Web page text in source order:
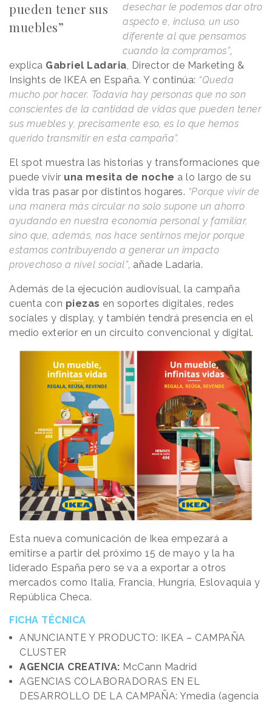
pueden tener sus
muebles”
desechar le podemos dar otro
aspecto e, incluso, un uso
diferente al que pensamos
cuando la compramos”,
explica Gabriel Ladaria, Director de Marketing &
Insights de IKEA en España. Y continúa: “Queda
mucho por hacer. Todavía hay personas que no son
conscientes de la cantidad de vidas que pueden tener
sus muebles y, precisamente eso, es lo que hemos
querido transmitir en esta campaña”.
El spot muestra las historias y transformaciones que
puede vivir una mesita de noche a lo largo de su
vida tras pasar por distintos hogares. “Porque vivir de
una manera más circular no solo supone un ahorro
ayudando en nuestra economía personal y familiar,
sino que, además, nos hace sentirnos mejor porque
estamos contribuyendo a generar un impacto
provechoso a nivel social”, añade Ladaria.
Además de la ejecución audiovisual, la campaña
cuenta con piezas en soportes digitales, redes
sociales y display, y también tendrá presencia en el
medio exterior en un circuito convencional y digital.
Esta nueva comunicación de Ikea empezará a
emitirse a partir del próximo 15 de mayo y la ha
liderado España pero se va a exportar a otros
mercados como Italia, Francia, Hungría, Eslovaquia y
República Checa.
FICHA TÉCNICA
ANUNCIANTE Y PRODUCTO: IKEA – CAMPAÑA
CLUSTER
AGENCIA CREATIVA: McCann Madrid
AGENCIAS COLABORADORAS EN EL
DESARROLLO DE LA CAMPAÑA: Ymedia (agencia